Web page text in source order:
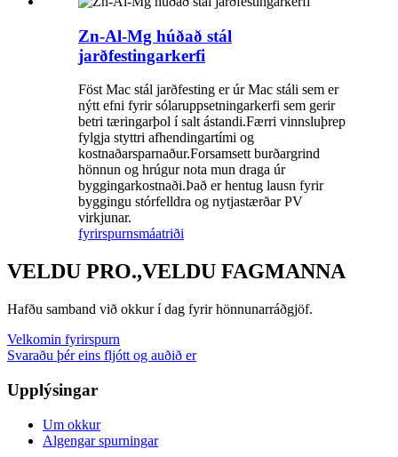
Zn-Al-Mg húðað stál
jarðfestingarkerfi
Föst Mac stál jarðfesting er úr Mac stáli sem er
nýtt efni fyrir sólaruppsetningarkerfi sem gerir
betri tæringarþol í salt ástandi.Færri vinnsluþrep
fylgja styttri afhendingartími og
kostnaðarsparnaður.Forsamsett burðargrind
hönnun og hrúgur nota mun draga úr
byggingarkostnaði.Það er hentug lausn fyrir
byggingu stórfelldra og nytjastærðar PV
virkjunar.
fyrirspurnsmáatriði
VELDU PRO.,VELDU FAGMANNA
Hafðu samband við okkur í dag fyrir hönnunarráðgjöf.
Velkomin fyrirspurn
Svaraðu þér eins fljótt og auðið er
Upplýsingar
Um okkur
Algengar spurningar